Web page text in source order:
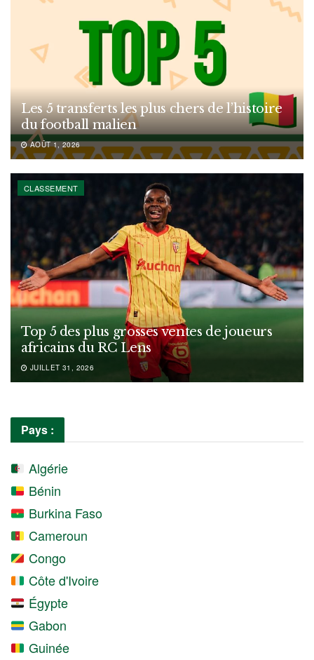
Les 5 transferts les plus chers de l’histoire
du football malien
AOÛT 1, 2026
CLASSEMENT
Top 5 des plus grosses ventes de joueurs
africains du RC Lens
JUILLET 31, 2026
Pays :
Algérie
Bénin
Burkina Faso
Cameroun
Congo
Côte d'Ivoire
Égypte
Gabon
Guinée